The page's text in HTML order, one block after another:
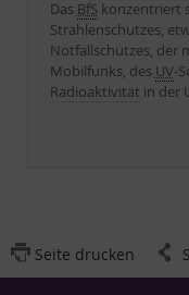
Das BfS konzentriert
Strahlenschutzes,
Notfallschutzes, der
Mobilfunks, des UV-
Radioaktivität in der
Seite drucken